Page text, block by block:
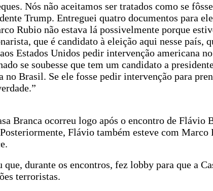
Nós não aceitamos ser tratados como se
Trump. Entreguei quatro documentos para
Rubio não estava lá possivelmente porque
que é candidato à eleição aqui nesse país,
Estados Unidos pedir intervenção americana
se soubesse que tem um candidato a
Brasil. Se ele fosse pedir intervenção para
Branca ocorreu logo após o encontro de Flávio
Flávio também esteve com Marco
durante os encontros, fez lobby para que a
terroristas.